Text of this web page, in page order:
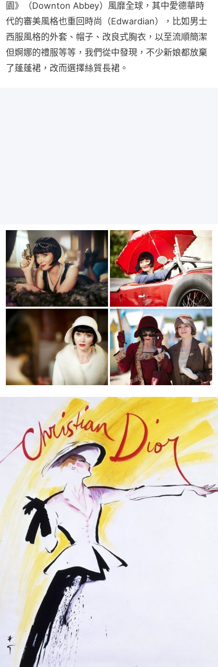
園》（Downton Abbey）風靡全球，其中愛德華時
代的審美風格也重回時尚（Edwardian），比如男士
西服風格的外套、帽子、改良式胸衣，以至流順簡潔
但婀娜的禮服等等，我們從中發現，不少新娘都放棄
了蓬蓬裙，改而選擇絲質長裙。